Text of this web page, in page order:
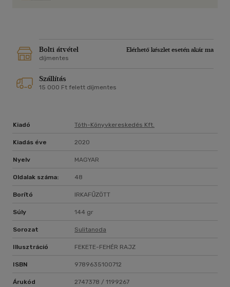
Bolti átvétel
Elérhető készlet esetén akár ma
díjmentes
Szállítás
15 000 Ft felett díjmentes
Kiadó Tóth-Könyvkereskedés Kft.
Kiadás éve 2020
Nyelv MAGYAR
Oldalak száma: 48
Borító IRKAFŰZÖTT
Súly 144 gr
Sorozat Sulitanoda
Illusztráció FEKETE-FEHÉR RAJZ
ISBN 9789635100712
Árukód 2747378 / 1199267